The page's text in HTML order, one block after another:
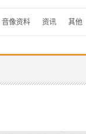
音像资料 资讯 其他